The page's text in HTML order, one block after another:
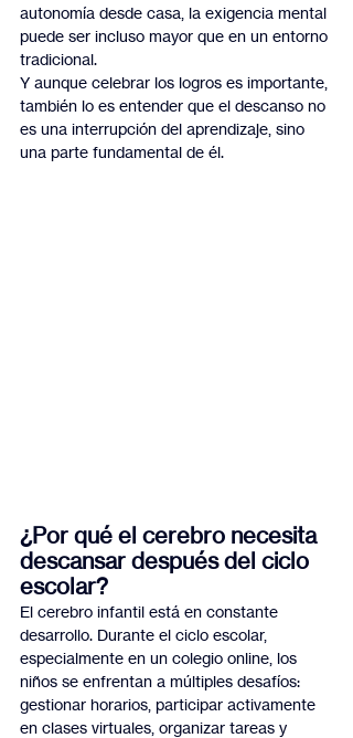
autonomía desde casa, la exigencia mental
puede ser incluso mayor que en un entorno
tradicional.
Y aunque celebrar los logros es importante,
también lo es entender que el descanso no
es una interrupción del aprendizaje, sino
una parte fundamental de él.
¿Por qué el cerebro necesita
descansar después del ciclo
escolar?
El cerebro infantil está en constante
desarrollo. Durante el ciclo escolar,
especialmente en un colegio online, los
niños se enfrentan a múltiples desafíos:
gestionar horarios, participar activamente
en clases virtuales, organizar tareas y